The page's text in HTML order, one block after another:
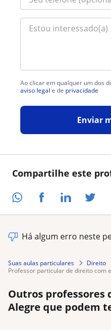
Compartilhe este
Ao clicar em qualquer um dos
aviso legal e de privacidade
Enviar
Há algum erro neste
Suas aulas particulares Direito
professor particular de direito com
Outros professores
Alegre que podem